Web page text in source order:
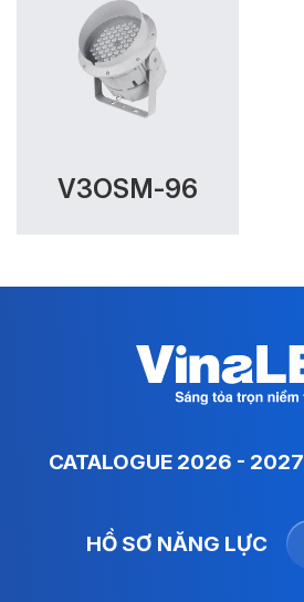
V3OSM-96
CATALOGUE 2026 - 2027
HỒ SƠ NĂNG LỰC